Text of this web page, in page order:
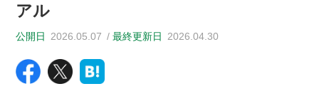
アル
公開日 2026.05.07 最終更新日 2026.04.30